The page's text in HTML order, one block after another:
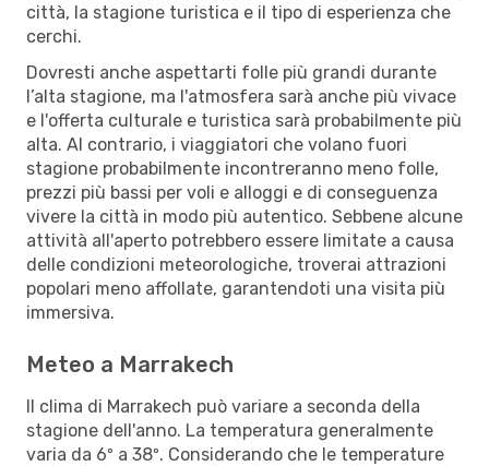
città, la stagione turistica e il tipo di esperienza che
cerchi.
Dovresti anche aspettarti folle più grandi durante
l’alta stagione, ma l'atmosfera sarà anche più vivace
e l'offerta culturale e turistica sarà probabilmente più
alta. Al contrario, i viaggiatori che volano fuori
stagione probabilmente incontreranno meno folle,
prezzi più bassi per voli e alloggi e di conseguenza
vivere la città in modo più autentico. Sebbene alcune
attività all'aperto potrebbero essere limitate a causa
delle condizioni meteorologiche, troverai attrazioni
popolari meno affollate, garantendoti una visita più
immersiva.
Meteo a Marrakech
Il clima di Marrakech può variare a seconda della
stagione dell'anno. La temperatura generalmente
varia da 6º a 38º. Considerando che le temperature